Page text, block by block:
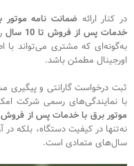
در کنار ارائهضمانت نامه موتور
خدمات پس از فروش تا 10 سال
به‌گونه‌ای که مشتری می‌تواند با
اورجینال مطمئن باشد.
ثبت درخواست گارانتی و پیگیری
با نمایندگی‌های رسمی شرکت
موتور برق با خدمات پس از فروش
نه‌تنها در کیفیت دستگاه، بلکه
سال‌های متمادی است.